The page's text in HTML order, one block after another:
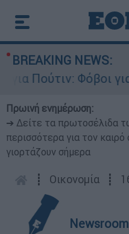
BREAKING NEWS:
Πούτιν: Φόβοι
Πρωινή ενημέρωση:
➔ Δείτε τα πρωτοσέλιδα
περισσότερα για τον καιρό
γιορτάζουν σήμερα
┋ Οικονομία ┋
Newsroom